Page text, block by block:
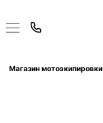
Магазин мотоэкипировки